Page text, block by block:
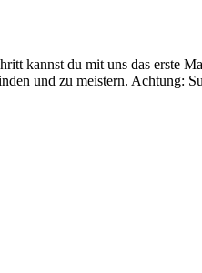
kannst du mit uns das erste
und zu meistern. Achtung: